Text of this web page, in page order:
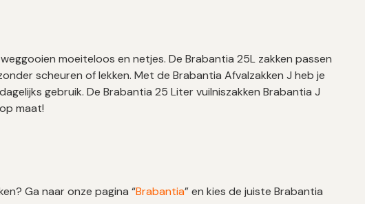
moeiteloos en netjes. De Brabantia 25L zakken passen
scheuren of lekken. Met de Brabantia Afvalzakken J heb je
gebruik. De Brabantia 25 Liter vuilniszakken Brabantia J
maat!
Ga naar onze pagina “Brabantia” en kies de juiste Brabantia